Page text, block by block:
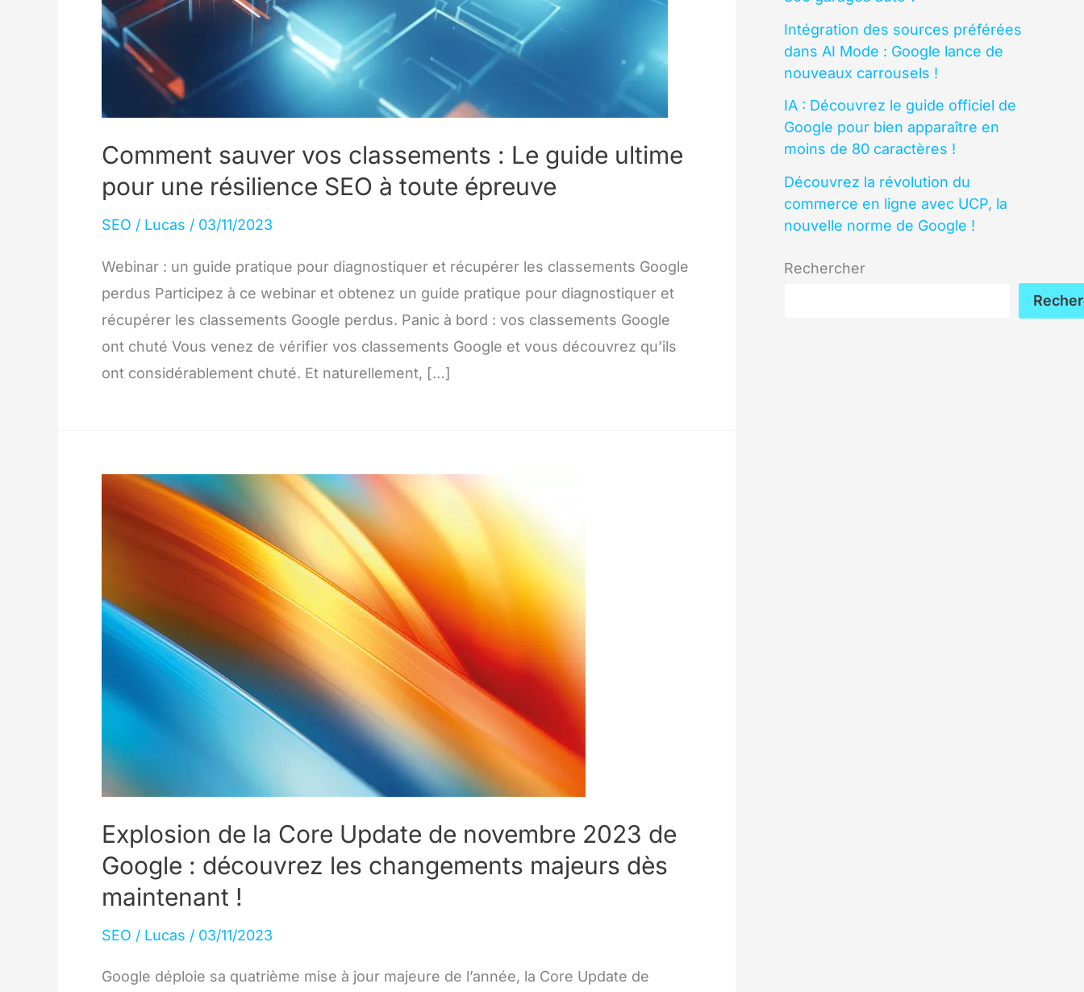
Comment sauver vos classements : Le guide ultime
pour une résilience SEO à toute épreuve
SEO / Lucas / 03/11/2023
Webinar : un guide pratique pour diagnostiquer et récupérer les classements Google
perdus Participez à ce webinar et obtenez un guide pratique pour diagnostiquer et
récupérer les classements Google perdus. Panic à bord : vos classements Google
ont chuté Vous venez de vérifier vos classements Google et vous découvrez qu’ils
ont considérablement chuté. Et naturellement, […]
Explosion de la Core Update de novembre 2023 de
Google : découvrez les changements majeurs dès
maintenant !
SEO / Lucas / 03/11/2023
Google déploie sa quatrième mise à jour majeure de l’année, la Core Update de
Intégration des sources préférées
dans AI Mode : Google lance de
nouveaux carrousels !
IA : Découvrez le guide officiel de
Google pour bien apparaître en
moins de 80 caractères !
Découvrez la révolution du
commerce en ligne avec UCP, la
nouvelle norme de Google !
Rechercher